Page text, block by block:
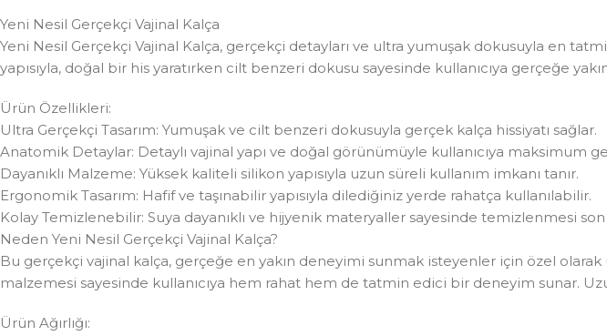
Yeni Nesil Gerçekçi Vajinal Kalça
Yeni Nesil Gerçekçi Vajinal Kalça, gerçekçi detayları ve ultra yumuşak dokusuyla en
yapısıyla, doğal bir his yaratırken cilt benzeri dokusu sayesinde kullanıcıya gerçeğe
Ürün Özellikleri:
Ultra Gerçekçi Tasarım: Yumuşak ve cilt benzeri dokusuyla gerçek kalça hissiyatı sağlar.
Anatomik Detaylar: Detaylı vajinal yapı ve doğal görünümüyle kullanıcıya maksimum
Dayanıklı Malzeme: Yüksek kaliteli silikon yapısıyla uzun süreli kullanım imkanı tanır.
Ergonomik Tasarım: Hafif ve taşınabilir yapısıyla dilediğiniz yerde rahatça kullanılabilir.
Kolay Temizlenebilir: Suya dayanıklı ve hijyenik materyaller sayesinde temizlenmesi
Neden Yeni Nesil Gerçekçi Vajinal Kalça?
Bu gerçekçi vajinal kalça, gerçeğe en yakın deneyimi sunmak isteyenler için özel
malzemesi sayesinde kullanıcıya hem rahat hem de tatmin edici bir deneyim sunar.
Ürün Ağırlığı: